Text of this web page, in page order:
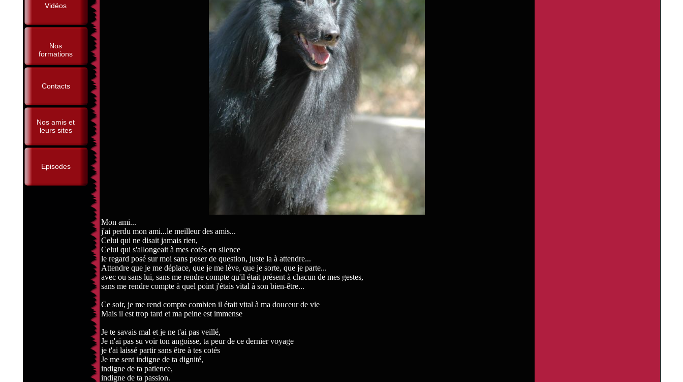
Vidéos
Nos
formations
Contacts
Nos amis et
leurs sites
Episodes
Mon ami...
j'ai perdu mon ami...le meilleur des amis...
Celui qui ne disait jamais rien,
Celui qui s'allongeait à mes cotés en silence
le regard posé sur moi sans poser de question, juste la à attendre...
Attendre que je me déplace, que je me lève, que je sorte, que je parte...
avec ou sans lui, sans me rendre compte qu'il était présent à chacun de mes gestes,
sans me rendre compte à quel point j'étais vital à son bien-être...
Ce soir, je me rend compte combien il était vital à ma douceur de vie
Mais il est trop tard et ma peine est immense
Je te savais mal et je ne t'ai pas veillé,
Je n'ai pas su voir ton angoisse, ta peur de ce dernier voyage
je t'ai laissé partir sans être à tes cotés
Je me sent indigne de ta dignité,
indigne de ta patience,
indigne de ta passion.